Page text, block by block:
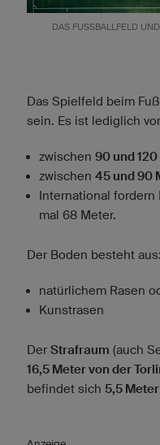
DAS FUSSBALLFELD UND
Das Spielfeld beim
sein. Es ist lediglich
zwischen 90 und
zwischen 45 und 90
International fordern
mal 68 Meter.
Der Boden besteht aus:
natürlichem Rasen
Kunstrasen
Der Strafraum (auch
16,5 Meter von der
befindet sich 5,5